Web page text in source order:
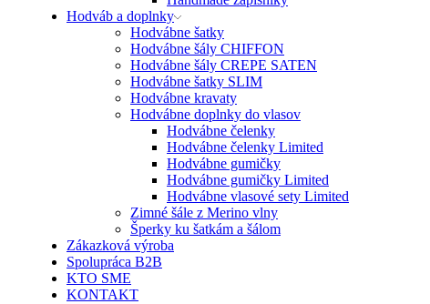
Hodváb a doplnky
Hodvábne šatky
Hodvábne šály CHIFFON
Hodvábne šály CREPE SATEN
Hodvábne šatky SLIM
Hodvábne kravaty
Hodvábne doplnky do vlasov
Hodvábne čelenky
Hodvábne čelenky Limited
Hodvábne gumičky
Hodvábne gumičky Limited
Hodvábne vlasové sety Limited
Zimné šále z Merino vlny
Šperky ku šatkám a šálom
Zákazková výroba
Spolupráca B2B
KTO SME
KONTAKT